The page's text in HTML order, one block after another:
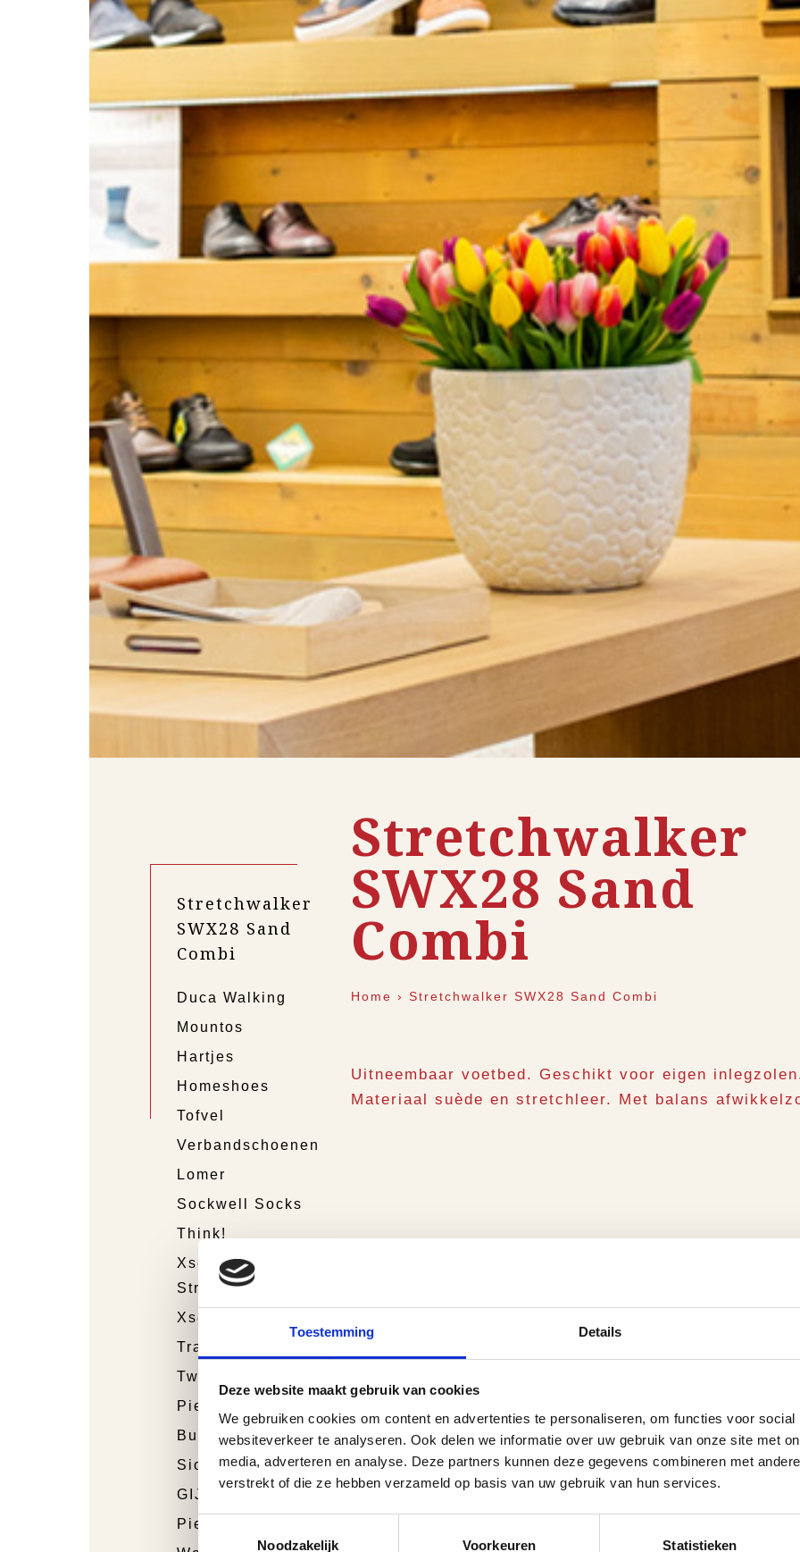
Toestemming Details
Deze website maakt gebruik van cookies
We gebruiken cookies om content en advertenties te personaliseren, om functies voor social
websiteverkeer te analyseren. Ook delen we informatie over uw gebruik van onze site met
media, adverteren en analyse. Deze partners kunnen deze gegevens combineren met
verstrekt of die ze hebben verzameld op basis van uw gebruik van hun services.
Toestemmingsselectie
Noodzakelijk
Voorkeuren Statistieken
Stretchwalker
SWX28 Sand
Combi
Duca Walking
Mountos
Hartjes
Homeshoes
Tofvel
Verbandschoenen
Lomer
Sockwell Socks
Think!
Xsensible
Stretchwalker
Xsensible
Trackstyle
Twins
Piedro Sport
Bunnies Junior
Sioux
GIJS
Piedro
Stretchwalker
SWX28 Sand
Combi
Home ›Stretchwalker SWX28 Sand Combi
Uitneembaar voetbed. Geschikt voor eigen
Materiaal suède en stretchleer. Met balans